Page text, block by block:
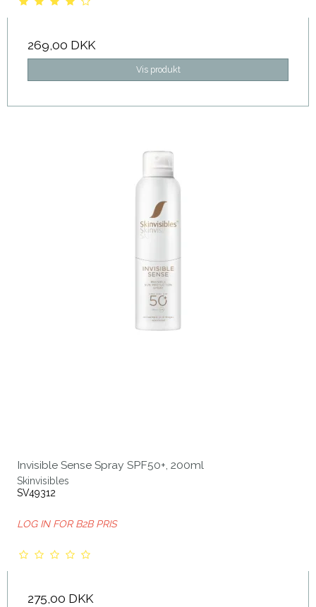
269,00 DKK
Vis produkt
Invisible Sense Spray SPF50+, 200ml
Skinvisibles
SV49312
LOG IN FOR B2B PRIS
275,00 DKK